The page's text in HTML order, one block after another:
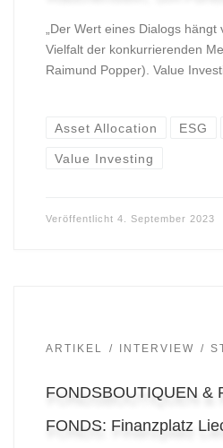
„Der Wert eines Dialogs hängt
Vielfalt der konkurrierenden
Raimund Popper). Value
Asset Allocation ESG
Value Investing
Veröffentlicht 4. September 2023
ARTIKEL INTERVIEW
FONDSBOUTIQUEN &
FONDS: Finanzplatz